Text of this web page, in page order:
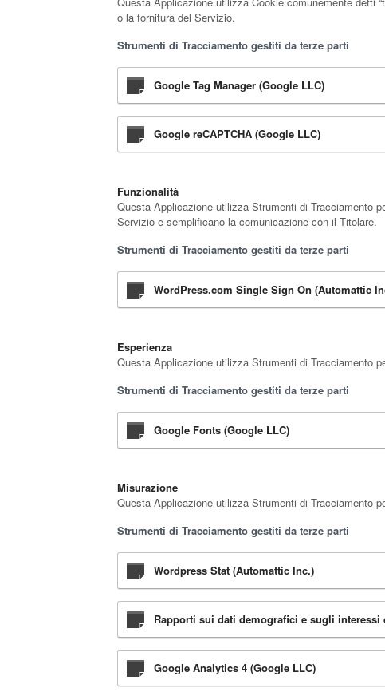
o la fornitura del Servizio.
Strumenti di Tracciamento gestiti da terze parti
Google Tag Manager (Google LLC)
Google reCAPTCHA (Google LLC)
Funzionalità
Questa Applicazione utilizza Strumenti di Tracciamento
Servizio e semplificano la comunicazione con il Titolare.
Strumenti di Tracciamento gestiti da terze parti
WordPress.com Single Sign On (Automattic
Esperienza
Questa Applicazione utilizza Strumenti di Tracciamento
Strumenti di Tracciamento gestiti da terze parti
Google Fonts (Google LLC)
Misurazione
Questa Applicazione utilizza Strumenti di Tracciamento
Strumenti di Tracciamento gestiti da terze parti
Wordpress Stat (Automattic Inc.)
Rapporti sui dati demografici e sugli
Google Analytics 4 (Google LLC)